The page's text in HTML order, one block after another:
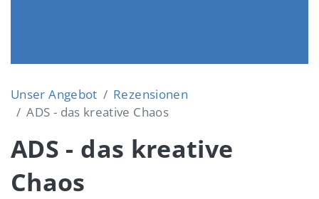
Unser Angebot
Rezensionen
ADS - das kreative Chaos
ADS - das kreative
Chaos